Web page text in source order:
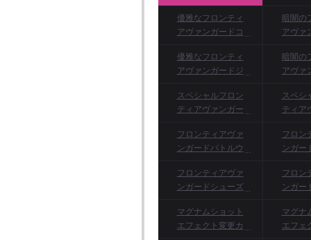
コート
優雅なフロンティ
アヴァンガードコ
暗闇の
アヴァ
優雅なフロンティ
アヴァンガードジ
暗闇の
アヴァ
スペシャルフロン
ティアヴァンガー
性用)
スペシ
ティア
フロンティアヴァ
ンガードバトルウ
フロン
ンガー
フロンティアヴァ
ンガードシューズ
フロン
ンガー
マグナムショット
エフェクト変更カ
マグナ
エフェ